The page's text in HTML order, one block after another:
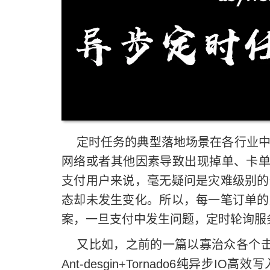
定时任务的典型落地场景在各行业
网络或者其他因素导致出现掉单、卡
支付用户来说，毫无疑问是灾难级别
态却未发生变化。所以，每一笔订单
案，一旦支付中发生问题，定时轮询
又比如，之前的一篇以寡治众各个
Ant-desgin+Tornado6纯异步IO高效写